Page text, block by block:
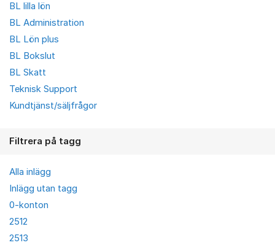
BL lilla lön
BL Administration
BL Lön plus
BL Bokslut
BL Skatt
Teknisk Support
Kundtjänst/säljfrågor
Filtrera på tagg
Alla inlägg
Inlägg utan tagg
0-konton
2512
2513